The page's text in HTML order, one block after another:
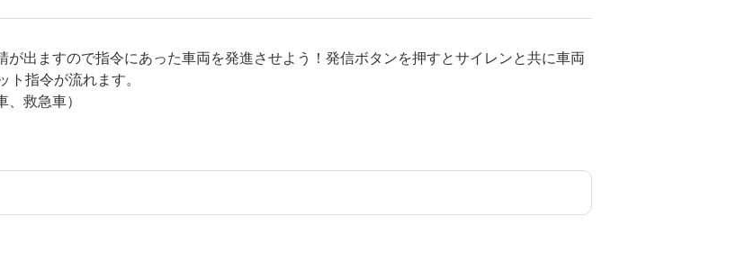
出ますので指令にあった車両を発進させよう！発信ボタンを押すとサイレンと共に車両
ト指令が流れます。
、救急車）